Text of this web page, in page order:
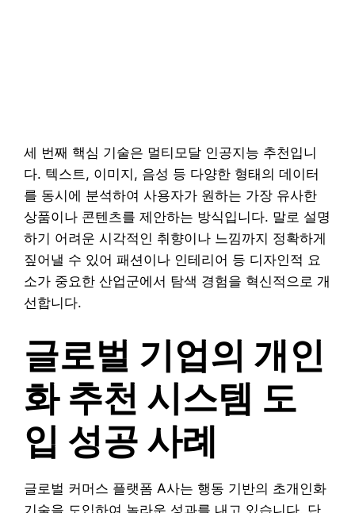
세 번째 핵심 기술은 멀티모달 인공지능 추천입니
다. 텍스트, 이미지, 음성 등 다양한 형태의 데이터
를 동시에 분석하여 사용자가 원하는 가장 유사한
상품이나 콘텐츠를 제안하는 방식입니다. 말로 설명
하기 어려운 시각적인 취향이나 느낌까지 정확하게
짚어낼 수 있어 패션이나 인테리어 등 디자인적 요
소가 중요한 산업군에서 탐색 경험을 혁신적으로 개
선합니다.
글로벌 기업의 개인
화 추천 시스템 도
입 성공 사례
글로벌 커머스 플랫폼 A사는 행동 기반의 초개인화
기술을 도입하여 놀라운 성과를 내고 있습니다. 단